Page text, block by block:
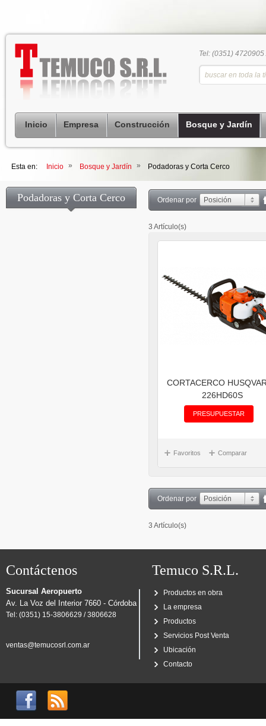
Tel: (0351)
Inicio Empresa Construcción Bosque y Jardín
Esta en: Inicio » Bosque y Jardín » Podadoras y Corta Cerco
Ordenar por Posición
3 Artículo(s)
CORTACERCO
226HD60S
PRESUPUESTAR
Favoritos Comparar
Ordenar por Posición
3 Artículo(s)
Podadoras y Corta Cerco
Contáctenos
Sucursal Aeropuerto
Av. La Voz del Interior 7660 - Córdoba
Tel: (0351) 15-3806629 / 3806628
ventas@temucosrl.com.ar
Temuco S.R.L.
Productos en obra
La empresa
Productos
Servicios Post Venta
Ubicación
Contacto